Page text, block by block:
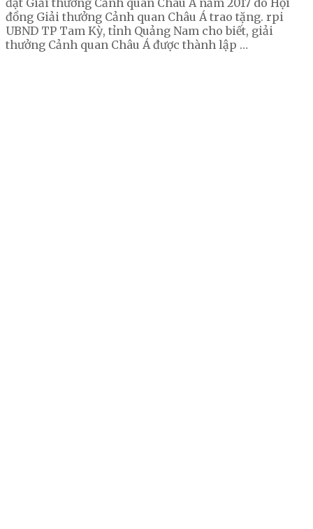
đạt Giải thưởng Cảnh quan Châu Á năm 2017 do Hội
đồng Giải thưởng Cảnh quan Châu Á trao tặng. rpi
UBND TP Tam Kỳ, tỉnh Quảng Nam cho biết, giải
thưởng Cảnh quan Châu Á được thành lập …